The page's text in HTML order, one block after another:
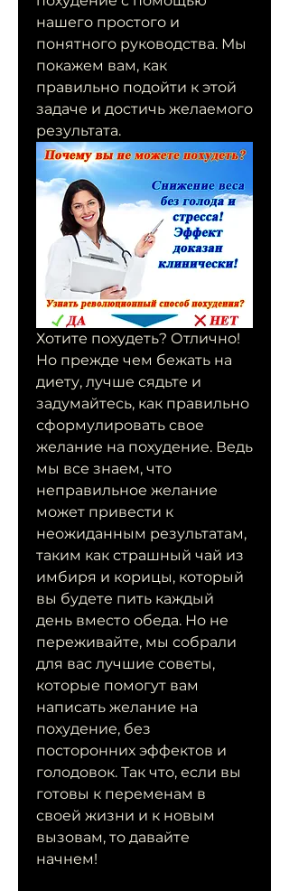
нашего простого и
понятного руководства. Мы
покажем вам, как
правильно подойти к этой
задаче и достичь желаемого
результата.
Хотите похудеть? Отлично!
Но прежде чем бежать на
диету, лучше сядьте и
задумайтесь, как правильно
сформулировать свое
желание на похудение. Ведь
мы все знаем, что
неправильное желание
может привести к
неожиданным результатам,
таким как страшный чай из
имбиря и корицы, который
вы будете пить каждый
день вместо обеда. Но не
переживайте, мы собрали
для вас лучшие советы,
которые помогут вам
написать желание на
похудение, без
посторонних эффектов и
голодовок. Так что, если вы
готовы к переменам в
своей жизни и к новым
вызовам, то давайте
начнем!